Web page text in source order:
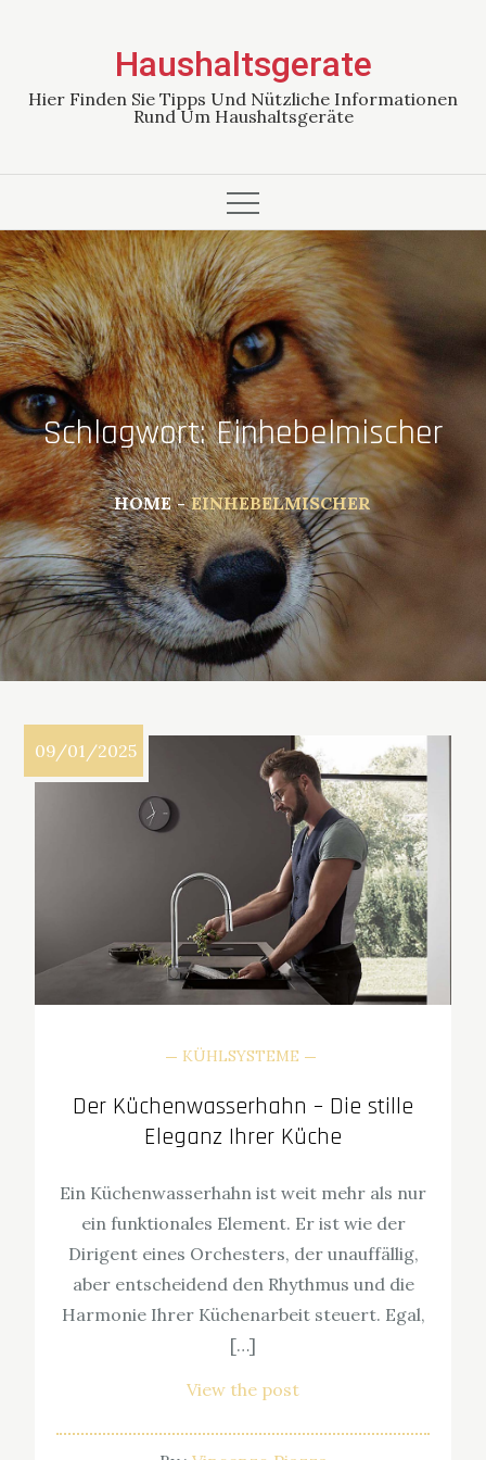
Haushaltsgerate
Hier Finden Sie Tipps Und Nützliche Informationen
Rund Um Haushaltsgeräte
Schlagwort:Einhebelmischer
HOME EINHEBELMISCHER
09/01/2025
KÜHLSYSTEME
Der Küchenwasserhahn – Die stille
Eleganz Ihrer Küche
Ein Küchenwasserhahn ist weit mehr als nur
ein funktionales Element. Er ist wie der
Dirigent eines Orchesters, der unauffällig,
aber entscheidend den Rhythmus und die
Harmonie Ihrer Küchenarbeit steuert. Egal,
[…]
View the post